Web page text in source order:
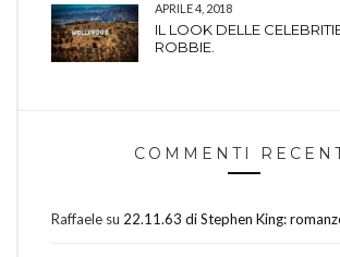
APRILE 4, 2018
IL LOOK DELLE
ROBBIE.
COMMENTI
Raffaele su 22.11.63 di Stephen King: